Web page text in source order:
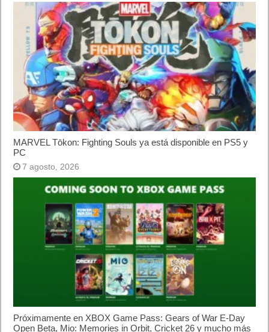
MARVEL Tōkon: Fighting Souls ya está disponible en PS5 y
PC
7 agosto, 2026
Próximamente en XBOX Game Pass: Gears of War E-Day
Open Beta, Mio: Memories in Orbit, Cricket 26 y mucho más